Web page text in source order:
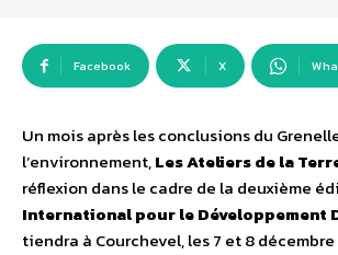
Facebook X
Un mois après les conclusions du
l’environnement,Les Ateliers de la
réflexion dans le cadre de la deuxième
International pour le Développement
tiendra à Courchevel, les 7 et 8